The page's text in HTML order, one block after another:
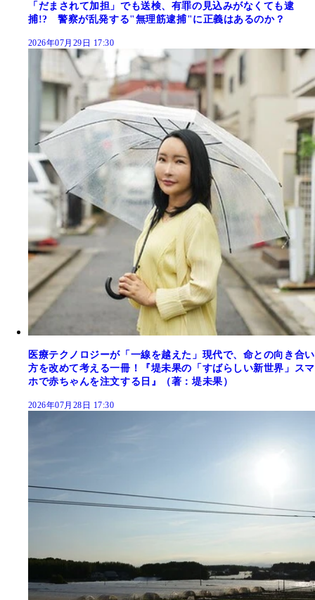
「だまされて加担」でも送検、有罪の見込みがなくても逮
捕!? 警察が乱発する"無理筋逮捕"に正義はあるのか？
2026年07月29日 17:30
医療テクノロジーが「一線を越えた」現代で、命との向き合い
方を改めて考える一冊！『堤未果の「すばらしい新世界」スマ
ホで赤ちゃんを注文する日』（著：堤未果）
2026年07月28日 17:30